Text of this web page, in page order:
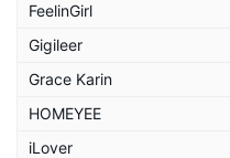
FeelinGirl
Gigileer
Grace Karin
HOMEYEE
iLover